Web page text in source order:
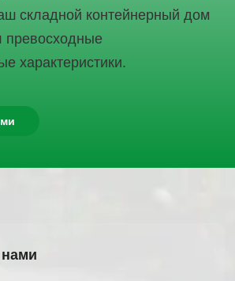
складной контейнерный дом
превосходные
характеристики.